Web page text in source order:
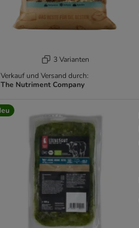
3 Varianten
Verkauf und Versand durch:
The Nutriment Company